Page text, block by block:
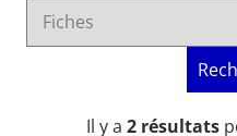
Il y a 2 résultats